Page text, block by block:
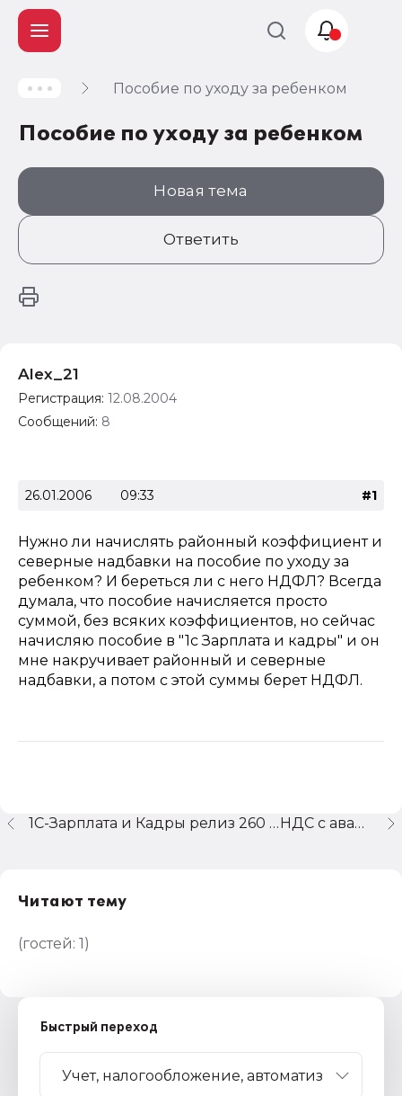
Пособие по уходу за ребенком
Пособие по уходу за ребенком
Новая тема
Ответить
Alex_21
Регистрация: 12.08.2004
Сообщений: 8
26.01.2006 09:33 #1
Нужно ли начислять районный коэффициент и
северные надбавки на пособие по уходу за
ребенком? И береться ли с него НДФЛ? Всегда
думала, что пособие начисляется просто
суммой, без всяких коэффициентов, но сейчас
начисляю пособие в "1с Зарплата и кадры" и он
мне накручивает районный и северные
надбавки, а потом с этой суммы берет НДФЛ.
НДС с аванса
1С-Зарплата и Кадры релиз 260 Когда будет новая форма 2-НДФЛ в отчетах???
Читают тему
(гостей: 1)
Быстрый переход
Учет и